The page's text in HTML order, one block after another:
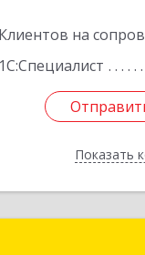
Клиентов на
1С:Специалист
Показать